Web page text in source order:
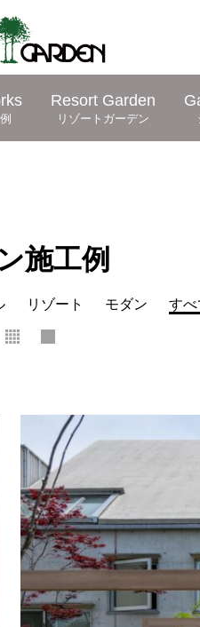
Resort Garden
リゾートガーデン
施工例
リゾート モダン すべ